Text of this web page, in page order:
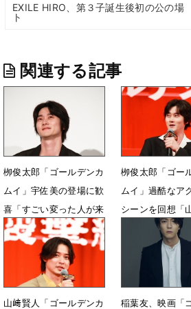
EXILE HIRO、第３子誕生後初の公の
ト
関連する記事
栁俊太郎「ゴールデンカ
ムイ」宇佐美の登場に歓
喜「すごい変った人が来
た」
3月26日 21時10分
栁俊太郎「ゴー
ムイ」過酷なア
シーンを回想「
でありがたかっ
2月25日 21時26分
山﨑賢人「ゴールデンカ
稲葉友、映画「